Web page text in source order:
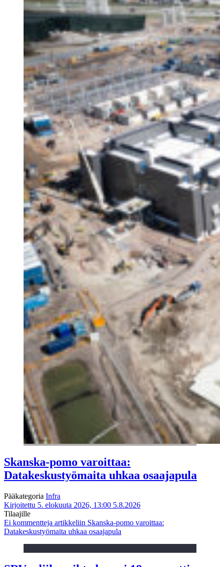
Skanska-pomo varoittaa:
Datakeskustyömaita uhkaa osaajapula
Pääkategoria Infra
Kirjoitettu 5. elokuuta 2026, 13:00 5.8.2026
Tilaajille
Ei kommentteja artikkeliin Skanska-pomo varoittaa:
Datakeskustyömaita uhkaa osaajapula